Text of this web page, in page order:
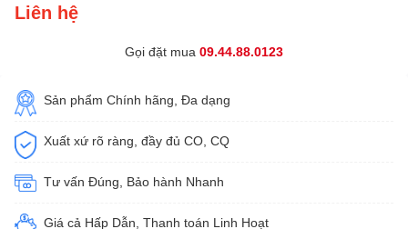
Liên hệ
Gọi đặt mua 09.44.88.0123
Sản phẩm Chính hãng, Đa dạng
Xuất xứ rõ ràng, đầy đủ CO, CQ
Tư vấn Đúng, Bảo hành Nhanh
Giá cả Hấp Dẫn, Thanh toán Linh Hoạt